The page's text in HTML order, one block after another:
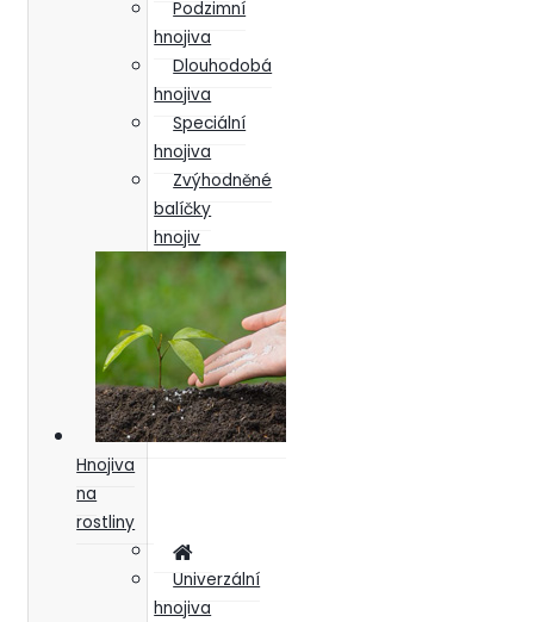
Podzimní
hnojiva
Dlouhodobá
hnojiva
Speciální
hnojiva
Zvýhodněné
balíčky
hnojiv
Hnojiva
na
rostliny
Univerzální
hnojiva